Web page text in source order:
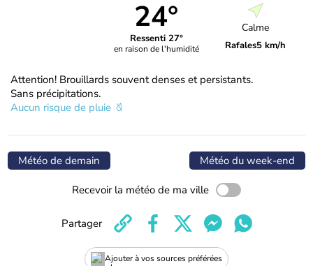
24°
Ressenti 27°
en raison de l'humidité
Calme
Rafales5 km/h
Attention! Brouillards souvent denses et persistants.
Sans précipitations.
Aucun risque de pluie
Météo de demain Météo du week-end
Recevoir la météo de ma ville
Ajouter à vos sources préférées
Partager